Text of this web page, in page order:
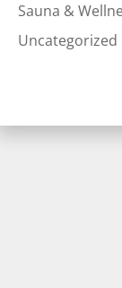
Sauna &
Uncategorized